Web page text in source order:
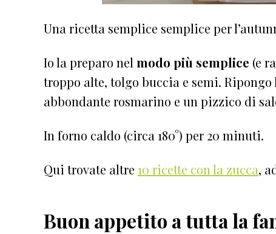
Una ricetta semplice semplice per
Io la preparo nel modo più semplice (e
troppo alte, tolgo buccia e semi.
abbondante rosmarino e un pizzico di
In forno caldo (circa 180°) per 20 minuti.
Qui trovate altre 10 ricette con la zucca,
Buon appetito a tutta la